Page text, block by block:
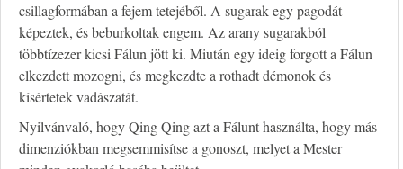
csillagformában a fejem tetejéből. A sugarak egy pagodát
képeztek, és beburkoltak engem. Az arany sugarakból
többtízezer kicsi Fálun jött ki. Miután egy ideig forgott a Fálun
elkezdett mozogni, és megkezdte a rothadt démonok és
kísértetek vadászatát.
Nyilvánvaló, hogy Qing Qing azt a Fálunt használta, hogy más
dimenziókban megsemmisítse a gonoszt, melyet a Mester